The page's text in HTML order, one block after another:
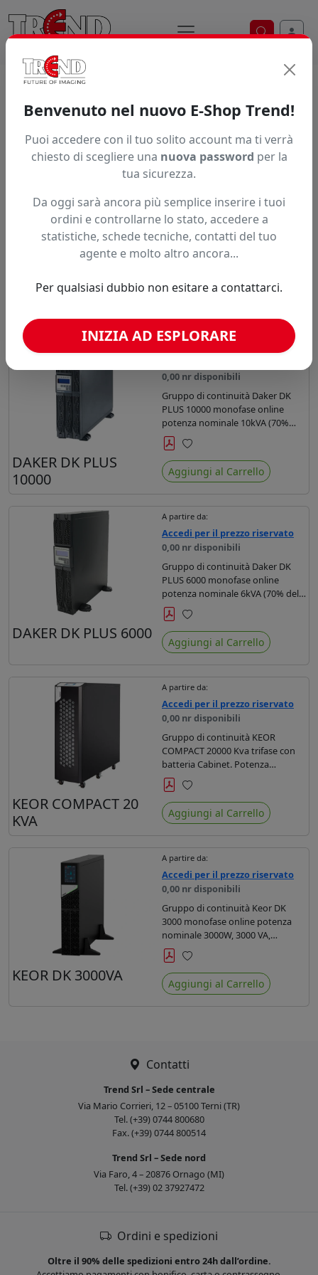
Ricerca
Scopri i gruppi di continuità Legrand, UPS monofase e
trifase ad alta affidabilità per proteggere server, PC, reti
energetica per ogni esigenza.
Ordinamento
DAKER DK PLUS
10000
0,00 nr disponibili
Gruppo di continuità Daker DK
PLUS 10000 monofase online
potenza nominale 10kVA (70%
della potenza richiesta), 230 V (1P
+ N) autonomia 6 minuti. Cabinet
+ gruppo batterie.
Preferiti
Aggiungi al Carrello
DAKER DK PLUS 6000
A partire da:
Accedi per il prezzo riservato
0,00 nr disponibili
Gruppo di continuità Daker DK
PLUS 6000 monofase online
potenza nominale 6kVA (70% della
potenza richiesta), 230 V (1P + N)
autonomia 3 minuti.
Preferiti
Aggiungi al Carrello
KEOR COMPACT 20
KVA
A partire da:
Accedi per il prezzo riservato
0,00 nr disponibili
Gruppo di continuità KEOR
COMPACT 20000 Kva trifase con
batteria Cabinet. Potenza
apparente nominale 20000kVA,
potenza attiva nominale 18000
kW
Preferiti
Aggiungi al Carrello
KEOR DK 3000VA
A partire da:
Accedi per il prezzo riservato
0,00 nr disponibili
Gruppo di continuità Keor DK
3000 monofase online potenza
nominale 3000W, 3000 VA,
autonomia 8 minuti.
Preferiti
Aggiungi al Carrello
Contatti
Trend Srl – Sede centrale
Via Mario Corrieri, 12 – 05100 Terni (TR)
Tel. (+39) 0744 800680
Fax. (+39) 0744 800514
Trend Srl – Sede nord
Via Faro, 4 – 20876 Ornago (MI)
Tel. (+39) 02 37927472
Ordini e spedizioni
Oltre il 90% delle spedizioni entro 24h dall’ordine.
Benvenuto nel nuovo E-Shop Trend!
Puoi accedere con il tuo solito account ma ti verrà
chiesto di scegliere una nuova password per la
tua sicurezza.
Da oggi sarà ancora più semplice inserire i tuoi
ordini e controllarne lo stato, accedere a
statistiche, schede tecniche, contatti del tuo
agente e molto altro ancora...
Per qualsiasi dubbio non esitare a contattarci.
INIZIA AD ESPLORARE